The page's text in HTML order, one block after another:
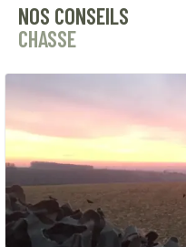
NOS CONSEILS
CHASSE